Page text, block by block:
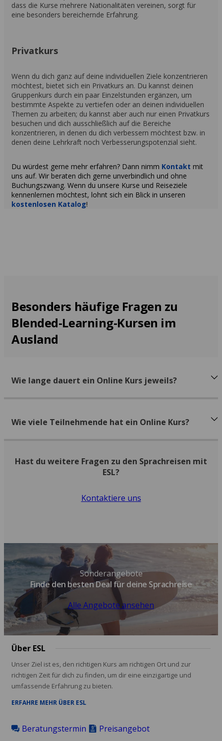
dass die Kurse mehrere Nationalitäten vereinen, sorgt für
eine besonders bereichernde Erfahrung.
Privatkurs
Wenn du dich ganz auf deine individuellen Ziele konzentrieren
möchtest, bietet sich ein Privatkurs an. Du kannst deinen
Gruppenkurs durch ein paar Einzelstunden ergänzen, um
bestimmte Aspekte zu vertiefen oder an deinen individuellen
Themen zu arbeiten; du kannst aber auch nur einen Privatkurs
besuchen und dich ausschließlich auf die Bereiche
konzentrieren, in denen du dich verbessern möchtest bzw. in
denen deine Lehrkraft noch Verbesserungspotenzial sieht.
Du würdest gerne mehr erfahren? Dann nimm Kontakt mit
uns auf. Wir beraten dich gerne unverbindlich und ohne
Buchungszwang. Wenn du unsere Kurse und Reiseziele
kennenlernen möchtest, lohnt sich ein Blick in unseren
kostenlosen Katalog!
Besonders häufige Fragen zu
Blended-Learning-Kursen im
Ausland
Wie lange dauert ein Online Kurs jeweils?
Wie viele Teilnehmende hat ein Online Kurs?
Hast du weitere Fragen zu den Sprachreisen mit
ESL?
Kontaktiere uns
Sonderangebote
Finde den besten Deal für deine Sprachreise
Alle Angebote ansehen
Über ESL
Unser Ziel ist es, den richtigen Kurs am richtigen Ort und zur
richtigen Zeit für dich zu finden, um dir eine einzigartige und
umfassende Erfahrung zu bieten.
ERFAHRE MEHR ÜBER ESL
Beratungstermin Preisangebot